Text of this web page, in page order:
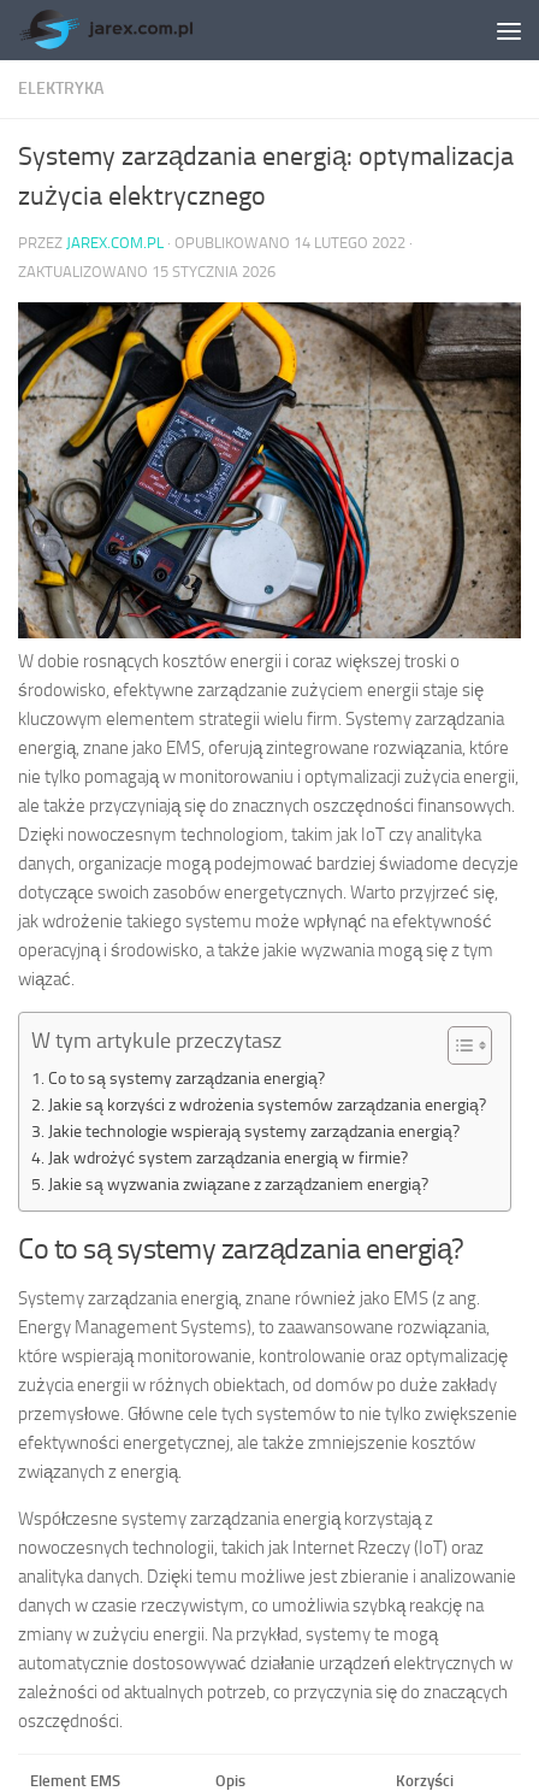
Skip to content
ELEKTRYKA
Systemy zarządzania energią: optymalizacja
zużycia elektrycznego
PRZEZ JAREX.COM.PL · OPUBLIKOWANO 14 LUTEGO 2022 ·
ZAKTUALIZOWANO 15 STYCZNIA 2026
W dobie rosnących kosztów energii i coraz większej troski o
środowisko, efektywne zarządzanie zużyciem energii staje się
kluczowym elementem strategii wielu firm. Systemy zarządzania
energią, znane jako EMS, oferują zintegrowane rozwiązania, które
nie tylko pomagają w monitorowaniu i optymalizacji zużycia energii,
ale także przyczyniają się do znacznych oszczędności finansowych.
Dzięki nowoczesnym technologiom, takim jak IoT czy analityka
danych, organizacje mogą podejmować bardziej świadome decyzje
dotyczące swoich zasobów energetycznych. Warto przyjrzeć się,
jak wdrożenie takiego systemu może wpłynąć na efektywność
operacyjną i środowisko, a także jakie wyzwania mogą się z tym
wiązać.
W tym artykule przeczytasz
Co to są systemy zarządzania energią?
Jakie są korzyści z wdrożenia systemów zarządzania energią?
Jakie technologie wspierają systemy zarządzania energią?
Jak wdrożyć system zarządzania energią w firmie?
Jakie są wyzwania związane z zarządzaniem energią?
Co to są systemy zarządzania energią?
Systemy zarządzania energią, znane również jako EMS (z ang.
Energy Management Systems), to zaawansowane rozwiązania,
które wspierają monitorowanie, kontrolowanie oraz optymalizację
zużycia energii w różnych obiektach, od domów po duże zakłady
przemysłowe. Główne cele tych systemów to nie tylko zwiększenie
efektywności energetycznej, ale także zmniejszenie kosztów
związanych z energią.
Współczesne systemy zarządzania energią korzystają z
nowoczesnych technologii, takich jak Internet Rzeczy (IoT) oraz
analityka danych. Dzięki temu możliwe jest zbieranie i analizowanie
danych w czasie rzeczywistym, co umożliwia szybką reakcję na
zmiany w zużyciu energii. Na przykład, systemy te mogą
automatycznie dostosowywać działanie urządzeń elektrycznych w
zależności od aktualnych potrzeb, co przyczynia się do znaczących
oszczędności.
Element EMS Opis Korzyści